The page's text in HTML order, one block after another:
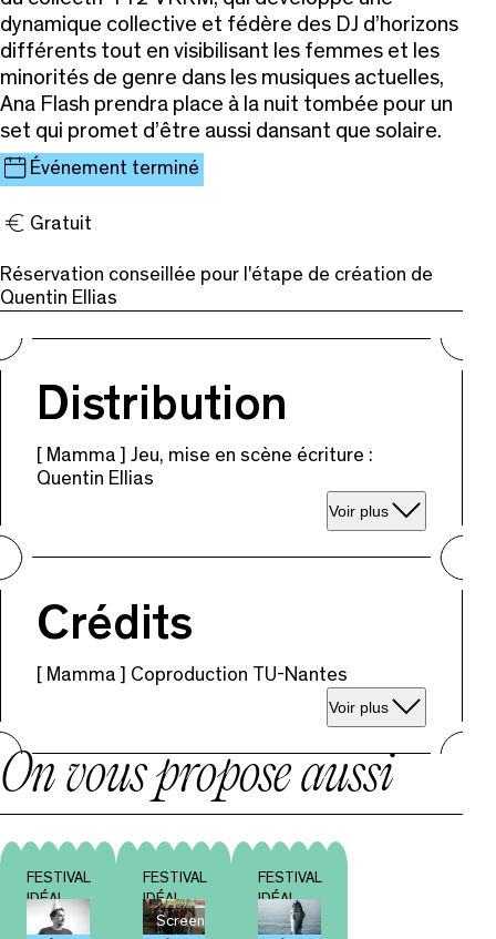
dynamique collective et fédère des DJ d’horizons
différents tout en visibilisant les femmes et les
minorités de genre dans les musiques actuelles,
Ana Flash prendra place à la nuit tombée pour un
set qui promet d’être aussi dansant que solaire.
Événement terminé
Gratuit
Réservation conseillée pour l'étape de création de
Quentin Ellias
Distribution
[ Mamma ] Jeu, mise en scène écriture :
Quentin Ellias
Voir plus
Crédits
[ Mamma ] Coproduction TU-Nantes
Voir plus
On vous propose aussi
FESTIVAL
IDÉAL
FESTIVAL
IDÉAL
Screenshot
FESTIVAL
IDÉAL